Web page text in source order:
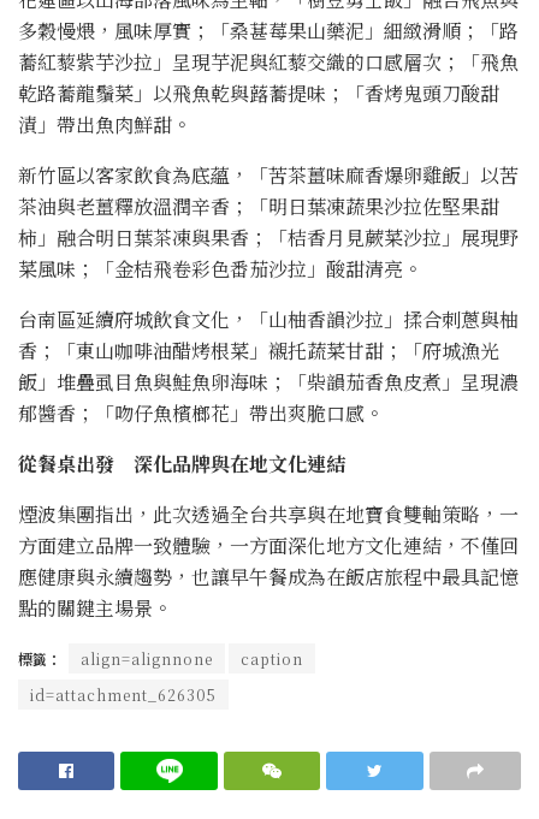
多穀慢煨，風味厚實；「桑葚莓果山藥泥」細緻滑順；「路
蕎紅藜紫芋沙拉」呈現芋泥與紅藜交織的口感層次；「飛魚
乾路蕎龍鬚菜」以飛魚乾與蕗蕎提味；「香烤鬼頭刀酸甜
漬」帶出魚肉鮮甜。
新竹區以客家飲食為底蘊，「苦茶薑味麻香爆卵雞飯」以苦
茶油與老薑釋放溫潤辛香；「明日葉凍蔬果沙拉佐堅果甜
柿」融合明日葉茶凍與果香；「桔香月見蕨菜沙拉」展現野
菜風味；「金桔飛卷彩色番茄沙拉」酸甜清亮。
台南區延續府城飲食文化，「山柚香韻沙拉」揉合刺蔥與柚
香；「東山咖啡油醋烤根菜」襯托蔬菜甘甜；「府城漁光
飯」堆疊虱目魚與鮭魚卵海味；「柴韻茄香魚皮煮」呈現濃
郁醬香；「吻仔魚檳榔花」帶出爽脆口感。
從餐桌出發 深化品牌與在地文化連結
煙波集團指出，此次透過全台共享與在地寶食雙軸策略，一
方面建立品牌一致體驗，一方面深化地方文化連結，不僅回
應健康與永續趨勢，也讓早午餐成為在飯店旅程中最具記憶
點的關鍵主場景。
標籤： align=alignnone
caption
id=attachment_626305